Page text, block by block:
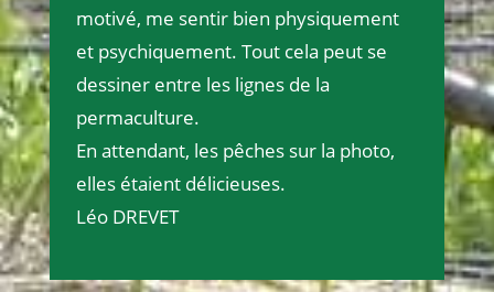
motivé, me sentir bien physiquement
et psychiquement. Tout cela peut se
dessiner entre les lignes de la
permaculture.
En attendant, les pêches sur la photo,
elles étaient délicieuses.
Léo DREVET